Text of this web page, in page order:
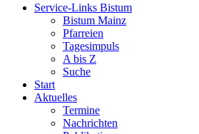
Service-Links Bistum
Bistum Mainz
Pfarreien
Tagesimpuls
A bis Z
Suche
Start
Aktuelles
Termine
Nachrichten